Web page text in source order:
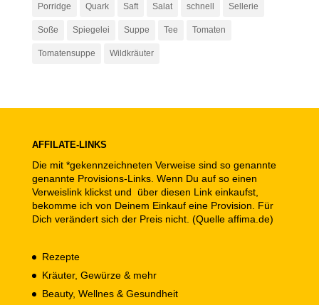
Porridge Quark Saft Salat schnell Sellerie
Soße Spiegelei Suppe Tee Tomaten
Tomatensuppe Wildkräuter
AFFILATE-LINKS
Die mit *gekennzeichneten Verweise sind so genannte
genannte Provisions-Links. Wenn Du auf so einen
Verweislink klickst und über diesen Link einkaufst,
bekomme ich von Deinem Einkauf eine Provision. Für
Dich verändert sich der Preis nicht. (Quelle affima.de)
Rezepte
Kräuter, Gewürze & mehr
Beauty, Wellnes & Gesundheit